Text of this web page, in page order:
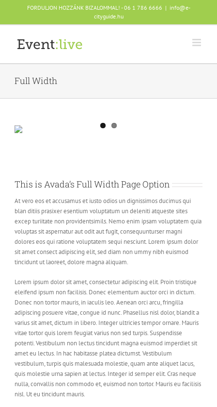
content
FORDULJON HOZZÁNK BIZALOMMAL! - 06 1 786 6666 | info@e-
cityguide.hu
Full Width
This is Avada’s Full Width Page Option
At vero eos et accusamus et iusto odios un dignissimos ducimus qui
blan ditiis prasixer esentium voluptatum un deleniti atqueste sites
excep turiitate non providentsimils. Nemo enim ipsam voluptatem quia
voluptas sit aspernatur aut odit aut fugit, consequunturser magni
dolores eos qui ratione voluptatem sequi nesciunt. Lorem ipsum dolor
sit amet consect adipiscing elit, sed diam non ummy nibh euismod
tincidunt ut laoreet, dolore magna aliquam.
Lorem ipsum dolor sit amet, consectetur adipiscing elit. Proin tristique
eleifend ipsum non facilisis. Donec elementum auctor orci in dictum.
Donec non tortor mauris, in iaculis leo. Aenean orci arcu, fringilla
adipiscing posuere vitae, congue id nunc. Phasellus nisl dolor, blandit a
varius sit amet, dictum in libero. Integer ultricies tempor ornare. Mauris
vitae tortor quis lorem feugiat varius non sed turpis. Suspendisse
potenti. Vestibulum non lectus tincidunt magna euismod imperdiet sit
amet eu lectus. In hac habitasse platea dictumst. Vestibulum
vestibulum, turpis quis malesuada molestie, quam ante aliquet lacus,
quis molestie urna sapien at lectus. Integer id semper elit. Cras neque
nulla, convallis non commodo et, euismod non tortor. Mauris eu facilisis
nisl. Ut eu tincidunt mauris.